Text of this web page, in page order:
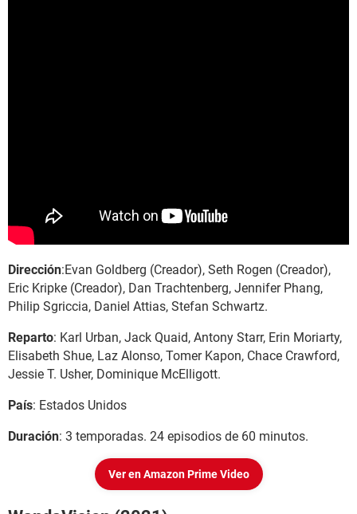
Dirección:Evan Goldberg (Creador), Seth Rogen (Creador),
Eric Kripke (Creador), Dan Trachtenberg, Jennifer Phang,
Philip Sgriccia, Daniel Attias, Stefan Schwartz.
Reparto: Karl Urban, Jack Quaid, Antony Starr, Erin Moriarty,
Elisabeth Shue, Laz Alonso, Tomer Kapon, Chace Crawford,
Jessie T. Usher, Dominique McElligott.
País: Estados Unidos
Duración: 3 temporadas. 24 episodios de 60 minutos.
Ver en Amazon Prime Video